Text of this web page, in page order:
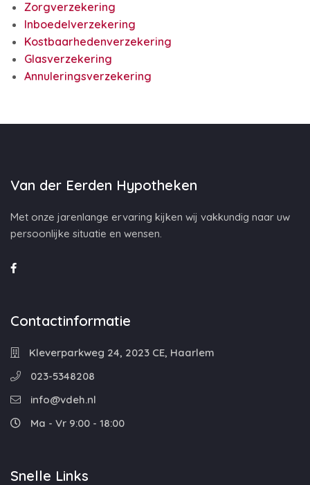
Zorgverzekering
Inboedelverzekering
Kostbaarhedenverzekering
Glasverzekering
Annuleringsverzekering
Van der Eerden Hypotheken
Met onze jarenlange ervaring kijken wij vakkundig naar uw
persoonlijke situatie en wensen.
Contactinformatie
Kleverparkweg 24, 2023 CE, Haarlem
023-5348208
info@vdeh.nl
Ma - Vr 9:00 - 18:00
Snelle Links